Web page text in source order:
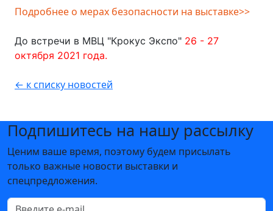
Подробнее о мерах безопасности на выставке>>
До встречи в МВЦ "Крокус Экспо" 26 - 27
октября 2021 года.
← к списку новостей
Подпишитесь на нашу рассылку
Ценим ваше время, поэтому будем присылать
только важные новости выставки и
спецпредложения.